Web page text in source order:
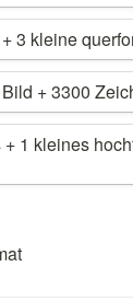
3 kleine
+ 3300
1 kleines